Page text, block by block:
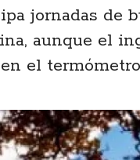
jornadas de
aunque el
el